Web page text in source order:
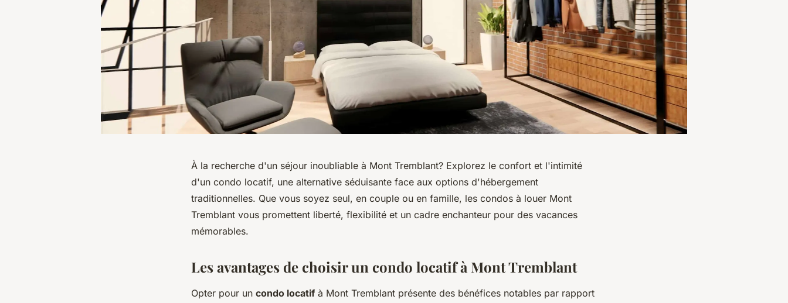
À la recherche d'un séjour inoubliable à Mont Tremblant? Explorez le confort et l'intimité
d'un condo locatif, une alternative séduisante face aux options d'hébergement
traditionnelles. Que vous soyez seul, en couple ou en famille, les condos à louer Mont
Tremblant vous promettent liberté, flexibilité et un cadre enchanteur pour des vacances
mémorables.
Les avantages de choisir un condo locatif à Mont Tremblant
Opter pour un condo locatif à Mont Tremblant présente des bénéfices notables par rapport